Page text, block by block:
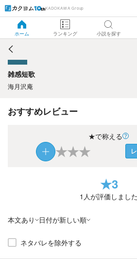
KADOKAWA Group
ホーム ランキング 小説を探す
雑感短歌
雑感短歌
海月沢庵
おすすめレビュー
★で称える
★★★
★3
1 人が評価しました
本文あり 日付が新しい順
ネタバレを除外する